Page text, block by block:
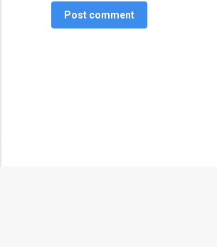
Post comment